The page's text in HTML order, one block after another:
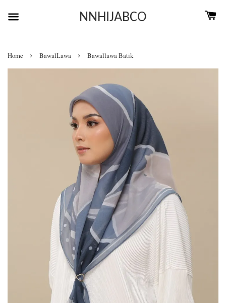
NNHIJABCO
Home › BawalLawa › Bawallawa Batik